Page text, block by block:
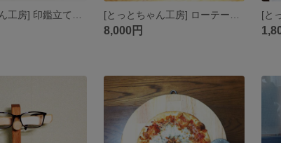
8,000円